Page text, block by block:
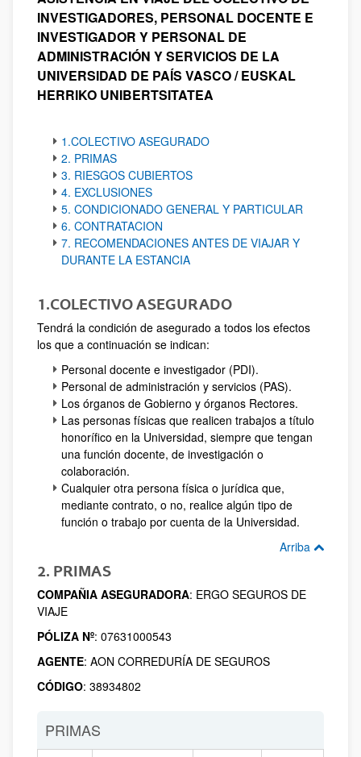
INVESTIGADORES, PERSONAL DOCENTE E
INVESTIGADOR Y PERSONAL DE
ADMINISTRACIÓN Y SERVICIOS DE LA
UNIVERSIDAD DE PAÍS VASCO / EUSKAL
HERRIKO UNIBERTSITATEA
1.COLECTIVO ASEGURADO
2. PRIMAS
3. RIESGOS CUBIERTOS
4. EXCLUSIONES
5. CONDICIONADO GENERAL Y PARTICULAR
6. CONTRATACION
7. RECOMENDACIONES ANTES DE VIAJAR Y
DURANTE LA ESTANCIA
1.COLECTIVO ASEGURADO
Tendrá la condición de asegurado a todos los efectos
los que a continuación se indican:
Personal docente e investigador (PDI).
Personal de administración y servicios (PAS).
Los órganos de Gobierno y órganos Rectores.
Las personas físicas que realicen trabajos a título
honorífico en la Universidad, siempre que tengan
una función docente, de investigación o
colaboración.
Cualquier otra persona física o jurídica que,
mediante contrato, o no, realice algún tipo de
función o trabajo por cuenta de la Universidad.
Arriba
2. PRIMAS
COMPAÑIA ASEGURADORA: ERGO SEGUROS DE
VIAJE
PÓLIZA Nº: 07631000543
AGENTE: AON CORREDURÍA DE SEGUROS
CÓDIGO: 38934802
PRIMAS